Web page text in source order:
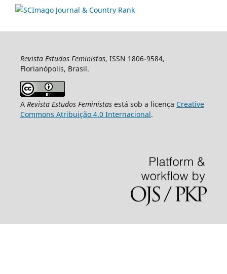
Revista Estudos Feministas, ISSN 1806-9584,
Florianópolis, Brasil.
A Revista Estudos Feministasestá sob a licença Creative
Commons Atribuição 4.0 Internacional.